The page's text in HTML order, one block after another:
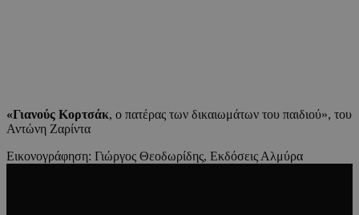
«Γιανούς Κορτσάκ, ο πατέρας των δικαιωμάτων του παιδιού», του
Αντώνη Ζαρίντα
Εικονογράφηση: Γιώργος Θεοδωρίδης, Εκδόσεις Αλμύρα